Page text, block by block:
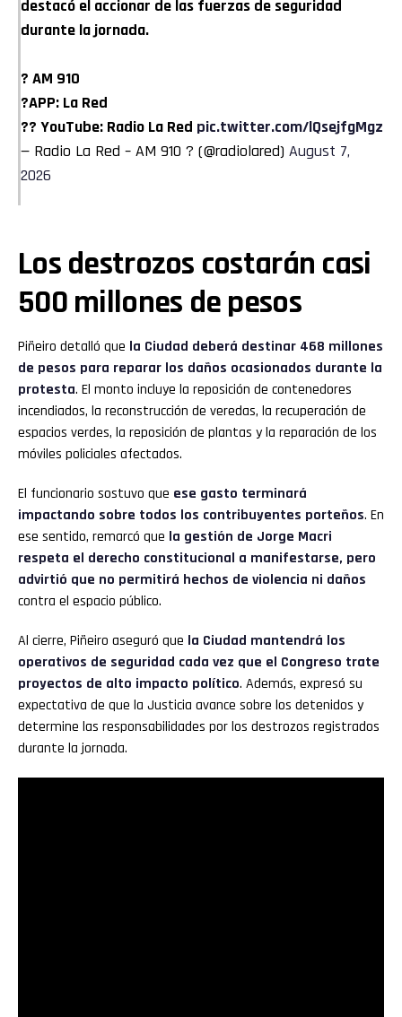
destacó el accionar de las fuerzas de seguridad
durante la jornada.
? AM 910
?APP: La Red
?? YouTube: Radio La Red pic.twitter.com/lQsejfgMgz
— Radio La Red – AM 910 ? (@radiolared) August 7,
2026
Los destrozos costarán casi
500 millones de pesos
Piñeiro detalló que la Ciudad deberá destinar 468 millones
de pesos para reparar los daños ocasionados durante la
protesta. El monto incluye la reposición de contenedores
incendiados, la reconstrucción de veredas, la recuperación de
espacios verdes, la reposición de plantas y la reparación de los
móviles policiales afectados.
El funcionario sostuvo que ese gasto terminará
impactando sobre todos los contribuyentes porteños. En
ese sentido, remarcó que la gestión de Jorge Macri
respeta el derecho constitucional a manifestarse, pero
advirtió que no permitirá hechos de violencia ni daños
contra el espacio público.
Al cierre, Piñeiro aseguró que la Ciudad mantendrá los
operativos de seguridad cada vez que el Congreso trate
proyectos de alto impacto político. Además, expresó su
expectativa de que la Justicia avance sobre los detenidos y
determine las responsabilidades por los destrozos registrados
durante la jornada.